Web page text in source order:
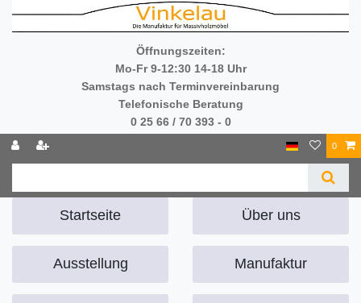
Öffnungszeiten:
Mo-Fr 9-12:30 14-18 Uhr
Samstags nach Terminvereinbarung
Telefonische Beratung
0 25 66 / 70 393 - 0
0
Startseite Über uns
Ausstellung Manufaktur